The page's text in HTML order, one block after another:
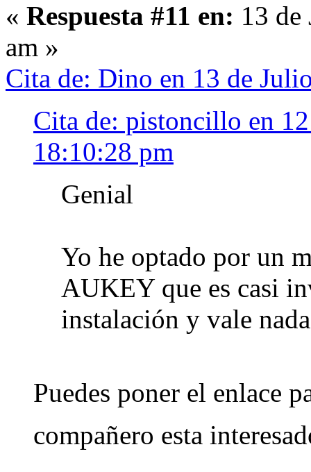
« Respuesta #11 en: 13
am »
Cita de: Dino en 13 de
Cita de: pistoncillo en
18:10:28 pm
Genial
Yo he optado por un
AUKEY que es casi
instalación y vale
Puedes poner el enlace
compañero esta